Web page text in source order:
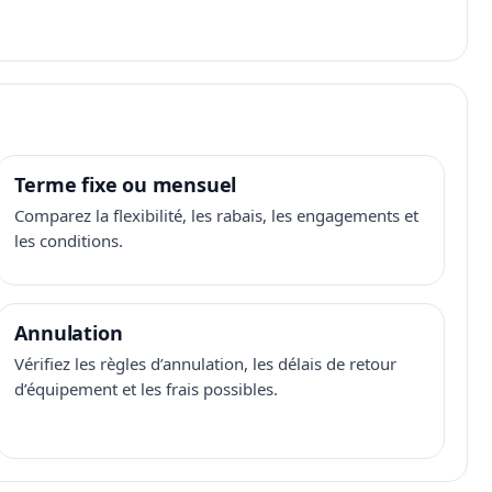
Terme fixe ou mensuel
Comparez la flexibilité, les rabais, les engagements et
les conditions.
Annulation
Vérifiez les règles d’annulation, les délais de retour
d’équipement et les frais possibles.